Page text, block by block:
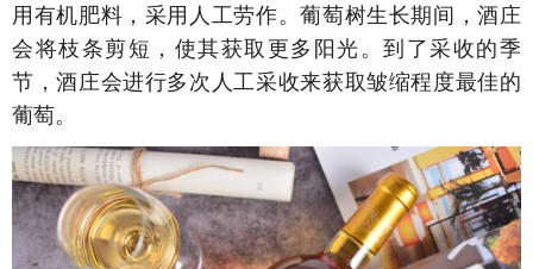
用有机肥料，采用人工劳作。葡萄树生长期间，酒庄
会将枝条剪短，使其获取更多阳光。到了采收的季
节，酒庄会进行多次人工采收来获取皱缩程度最佳的
葡萄。